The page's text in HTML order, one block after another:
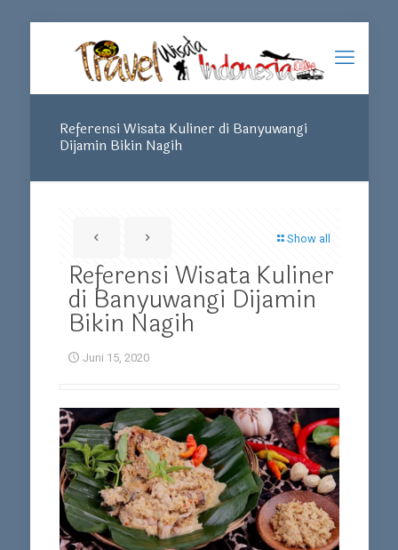
Referensi Wisata Kuliner di Banyuwangi
Dijamin Bikin Nagih
Show all
Referensi Wisata Kuliner
di Banyuwangi Dijamin
Bikin Nagih
Juni 15, 2020